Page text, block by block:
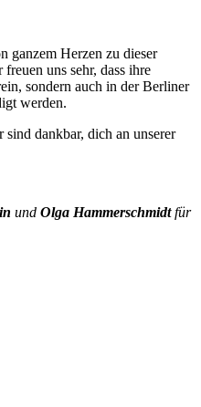
ganzem Herzen zu dieser
uns sehr, dass ihre
sondern auch in der Berliner
werden.
dankbar, dich an unserer
und Olga Hammerschmidtfür